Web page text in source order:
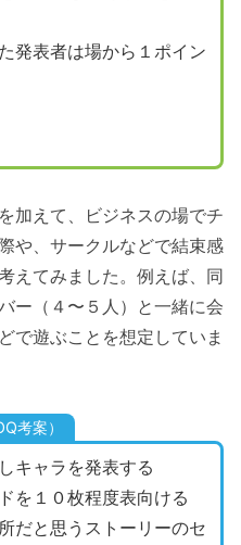
発表者は場から１ポイン
加えて、ビジネスの場でチ
や、サークルなどで結束感
えてみました。例えば、同
ー（４〜５人）と一緒に会
で遊ぶことを想定していま
考案）
キャラを発表する
を１０枚程度表向ける
だと思うストーリーのセ